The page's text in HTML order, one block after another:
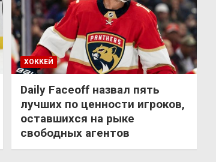
ХОККЕЙ
Daily Faceoff назвал пять
лучших по ценности игроков,
оставшихся на рыке
свободных агентов